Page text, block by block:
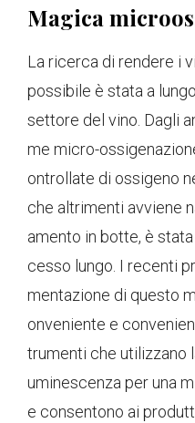
Magica
La ricerca di rendere i
possibile è stata a
settore del vino. Dagli
me micro-
ontrollate di ossigeno
che altrimenti avviene
amento in botte, è
cesso lungo. I recenti
mentazione di questo
onveniente e
trumenti che utilizzano
uminescenza per una
e consentono ai